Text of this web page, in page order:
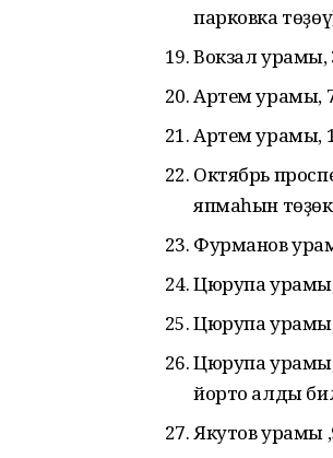
парковка
Вокзал урамы,
Артем урамы,
Артем урамы,
Октябрь
япмаһын
Фурманов
Цюрупа урамы,
Цюрупа урамы,
Цюрупа урамы,
йорто алды
Якутов урамы